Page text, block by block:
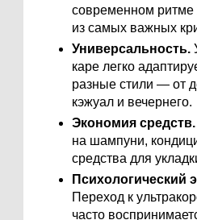
современном ритме
из самых важных
Универсальность.
каре легко
разные стили — от
кэжуал и вечернего.
Экономия средств.
на шампуни,
средства для
Психологический
Переход к
часто